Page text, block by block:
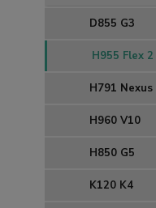
D855 G3
H955 Flex 2
H791 Nexus
H960 V10
H850 G5
K120 K4